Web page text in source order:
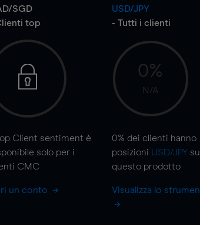
SGD
top
Client sentiment è
solo per i
CMC
un conto
USD/JPY
- Tutti i clienti
0%
N/A
0% dei clienti hanno
posizioni USD/JPYsu
questo prodotto
Visualizza lo